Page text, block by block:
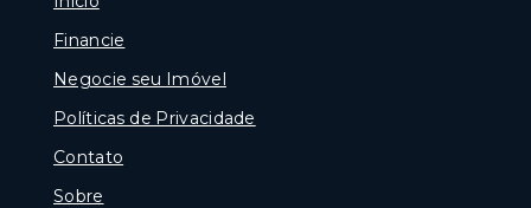
Financie
Negocie seu Imóvel
Políticas de Privacidade
Contato
Sobre